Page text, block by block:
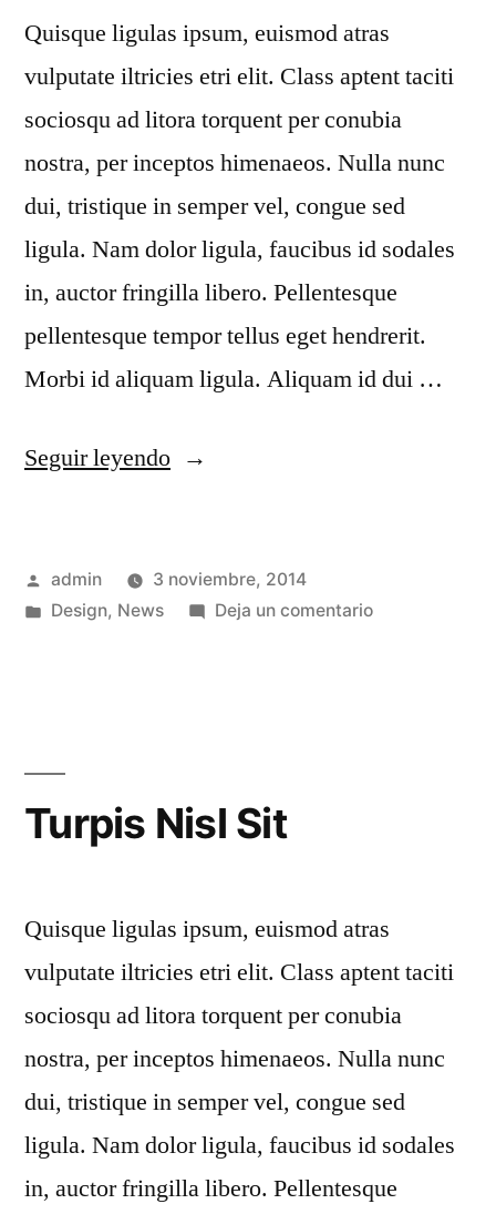
Quisque ligulas ipsum, euismod atras
vulputate iltricies etri elit. Class aptent taciti
sociosqu ad litora torquent per conubia
nostra, per inceptos himenaeos. Nulla nunc
dui, tristique in semper vel, congue sed
ligula. Nam dolor ligula, faucibus id sodales
in, auctor fringilla libero. Pellentesque
pellentesque tempor tellus eget hendrerit.
Morbi id aliquam ligula. Aliquam id dui …
Seguir leyendo
admin
3 noviembre, 2014
Design, News Deja un comentario
Turpis Nisl Sit
Quisque ligulas ipsum, euismod atras
vulputate iltricies etri elit. Class aptent taciti
sociosqu ad litora torquent per conubia
nostra, per inceptos himenaeos. Nulla nunc
dui, tristique in semper vel, congue sed
ligula. Nam dolor ligula, faucibus id sodales
in, auctor fringilla libero. Pellentesque